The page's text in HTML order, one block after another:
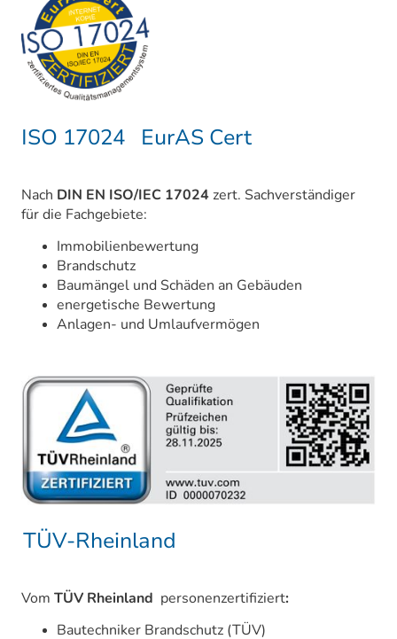
ISO 17024 EurAS Cert
Nach DIN EN ISO/IEC 17024 zert. Sachverständiger
für die Fachgebiete:
Immobilienbewertung
Brandschutz
Baumängel und Schäden an Gebäuden
energetische Bewertung
Anlagen- und Umlaufvermögen
TÜV-Rheinland
Vom TÜV Rheinland personenzertifiziert:
Bautechniker Brandschutz (TÜV)